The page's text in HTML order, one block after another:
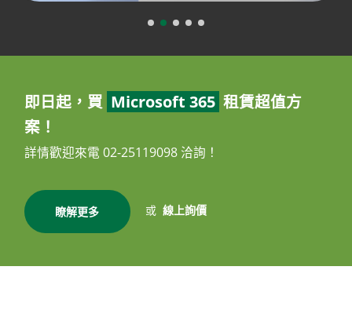
即日起，買 Microsoft 365 租賃超值方
案！
詳情歡迎來電 02-25119098 洽詢！
瞭解更多 或 線上詢價